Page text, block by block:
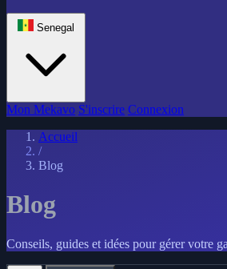
Senegal
Mon Mekavo S'inscrire Connexion
Accueil
/
Blog
Blog
Conseils, guides et idées pour gérer votre